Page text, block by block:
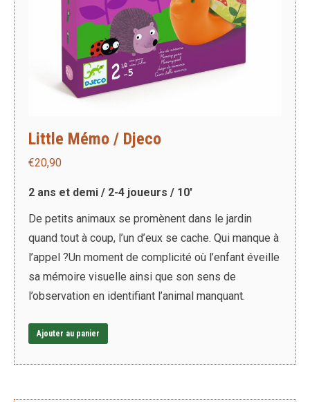
Little Mémo / Djeco
€20,90
2 ans et demi / 2-4 joueurs / 10′
De petits animaux se promènent dans le jardin
quand tout à coup, l’un d’eux se cache. Qui manque à
l’appel ?Un moment de complicité où l’enfant éveille
sa mémoire visuelle ainsi que son sens de
l’observation en identifiant l’animal manquant.
Ajouter au panier